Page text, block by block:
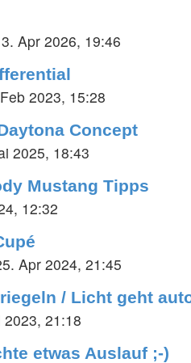
Apr 2026, 19:46
2023, 15:28
Concept
2025, 18:43
Mustang Tipps
12:32
Apr 2024, 21:45
/ Licht geht
2023, 21:18
etwas Auslauf ;-)